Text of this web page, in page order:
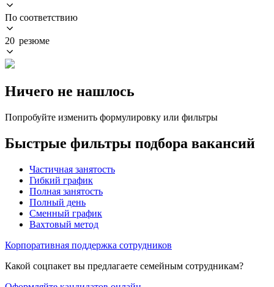
По соответствию
20 резюме
Ничего не нашлось
Попробуйте изменить формулировку или фильтры
Быстрые фильтры подбора вакансий
Частичная занятость
Гибкий график
Полная занятость
Полный день
Сменный график
Вахтовый метод
Корпоративная поддержка сотрудников
Какой соцпакет вы предлагаете семейным сотрудникам?